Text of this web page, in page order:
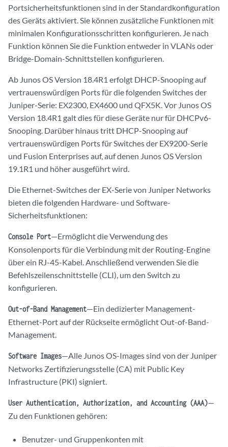
Portsicherheitsfunktionen sind in der Standardkonfiguration
des Geräts aktiviert. Sie können zusätzliche Funktionen mit
minimalen Konfigurationsschritten konfigurieren. Je nach
Funktion können Sie die Funktion entweder in VLANs oder
Bridge-Domain-Schnittstellen konfigurieren.
Ab Junos OS Version 18.4R1 erfolgt DHCP-Snooping auf
vertrauenswürdigen Ports für die folgenden Switches der
Juniper-Serie: EX2300, EX4600 und QFX5K. Vor Junos OS
Version 18.4R1 galt dies für diese Geräte nur für DHCPv6-
Snooping. Darüber hinaus tritt DHCP-Snooping auf
vertrauenswürdigen Ports für Switches der EX9200-Serie
und Fusion Enterprises auf, auf denen Junos OS Version
19.1R1 und höher ausgeführt wird.
Die Ethernet-Switches der EX-Serie von Juniper Networks
bieten die folgenden Hardware- und Software-
Sicherheitsfunktionen:
Console Port—Ermöglicht die Verwendung des
Konsolenports für die Verbindung mit der Routing-Engine
über ein RJ-45-Kabel. Anschließend verwenden Sie die
Befehlszeilenschnittstelle (CLI), um den Switch zu
konfigurieren.
Out-of-Band Management—Ein dedizierter Management-
Ethernet-Port auf der Rückseite ermöglicht Out-of-Band-
Management.
Software Images—Alle Junos OS-Images sind von der Juniper
Networks Zertifizierungsstelle (CA) mit Public Key
Infrastructure (PKI) signiert.
User Authentication, Authorization, and Accounting (AAA)—
Zu den Funktionen gehören:
Benutzer- und Gruppenkonten mit